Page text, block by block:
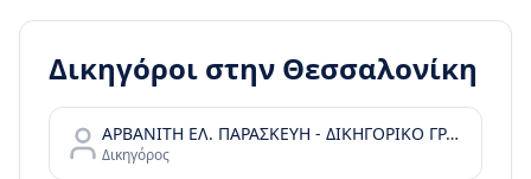
Δικηγόροι στην Θεσσαλονίκη
ΑΡΒΑΝΙΤΗ ΕΛ. ΠΑΡΑΣΚΕΥΗ - ΔΙΚΗΓΟΡΙΚΟ ΓΡΑΦΕΙΟ
Δικηγόρος